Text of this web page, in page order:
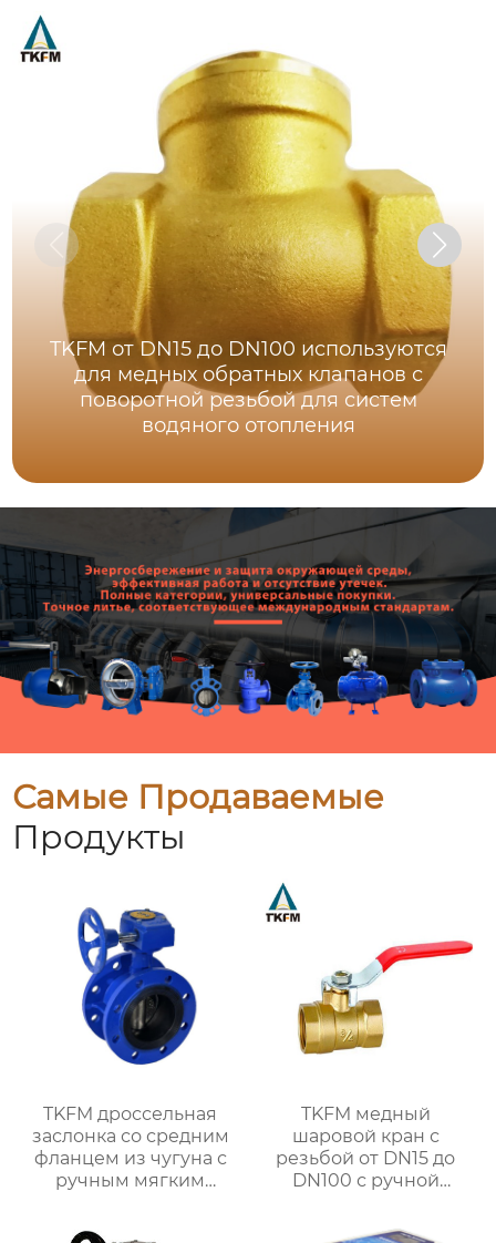
TKFM от DN15 до DN100 используются
для медных обратных клапанов с
поворотной резьбой для систем
водяного отопления
Самые Продаваемые
Продукты
TKFM дроссельная
заслонка со средним
фланцем из чугуна с
ручным мягким
TKFM медный
шаровой кран с
резьбой от DN15 до
DN100 с ручной
водяного отопления